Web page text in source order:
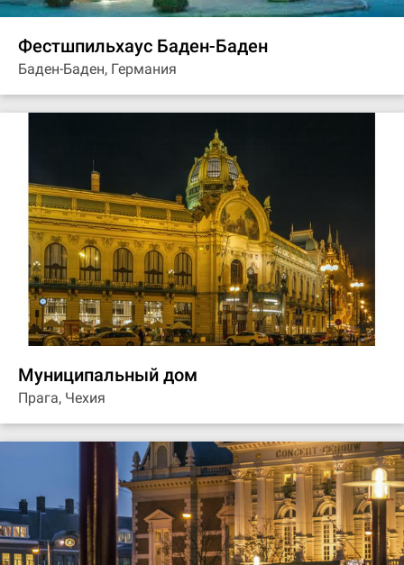
Фестшпильхаус Баден-Баден
Баден-Баден, Германия
Муниципальный дом
Прага, Чехия